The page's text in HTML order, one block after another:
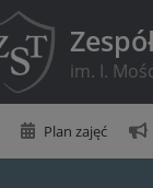
im. I.
Plan zajęć